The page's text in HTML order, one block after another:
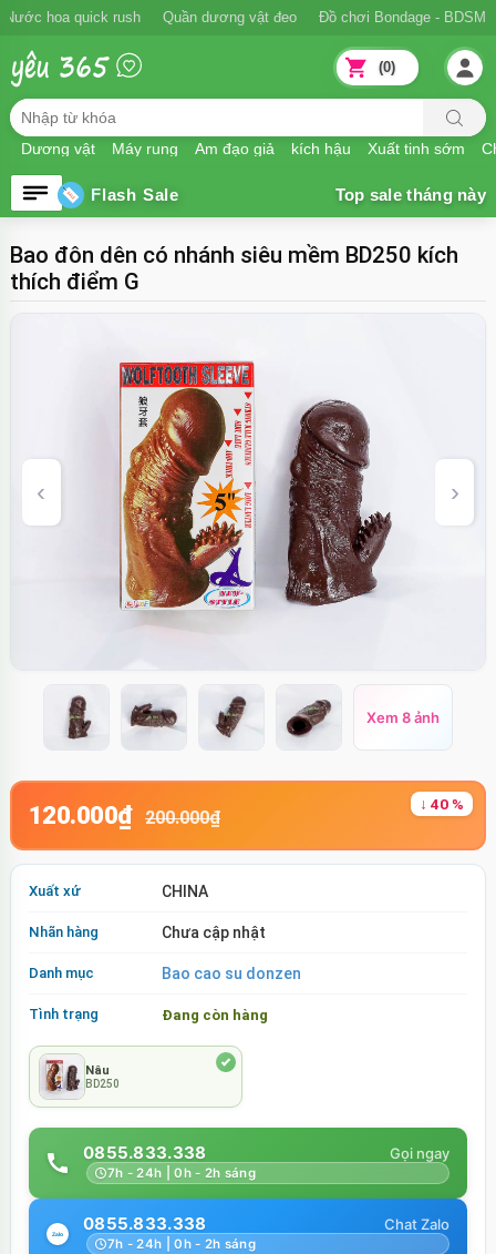
Ngăn xuất tinh sớm Nước hoa quick rush Quần dương vật đeo Đồ
Dương vật Máy rung Âm đạo giả kích hậu Xuất tinh sớm
(0)
Flash Sale
Bao đôn dên có nhánh siêu mềm BD250 kích
thích điểm G
Xem 8 ảnh
120.000₫ 200.000₫
↓ 40 %
Xuất xứ CHINA
Nhãn hàng Chưa cập nhật
Danh mục Bao cao su donzen
Tình trạng Đang còn hàng
Nâu
BD250
0855.833.338
7h - 24h | 0h - 2h sáng
0855.833.338
7h - 24h | 0h - 2h sáng